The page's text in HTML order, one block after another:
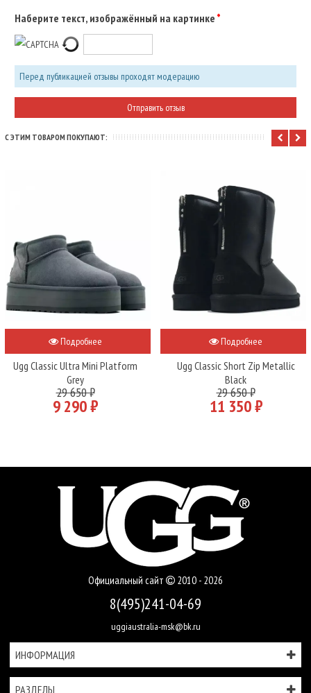
Наберите текст, изображённый на картинке
Перед публикацией отзывы проходят модерацию
С ЭТИМ ТОВАРОМ ПОКУПАЮТ:
Подробнее
Ugg Classic Ultra Mini Platform
Grey
29 650 ₽
9 290 ₽
Подробнее
Ugg Classic Short Zip Metallic
Black
29 650 ₽
11 350 ₽
Официальный сайт 2010 - 2026
8(495)241-04-69
uggiaustralia-msk@bk.ru
ИНФОРМАЦИЯ
РАЗДЕЛЫ